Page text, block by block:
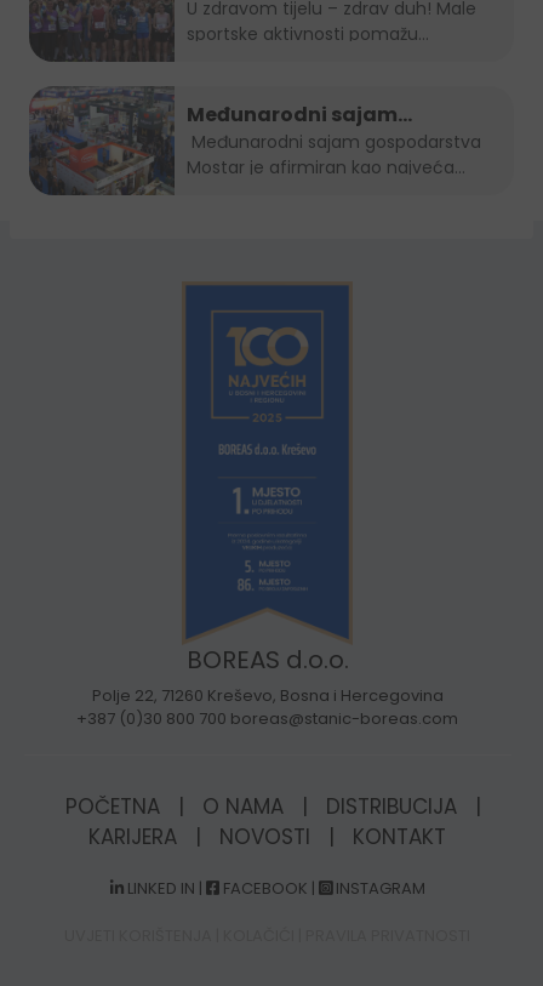
polumaraton, Sara 5K, Zenički
cener i Kiseljak open
U zdravom tijelu – zdrav duh! Male
sportske aktivnosti pomažu...
Međunarodni sajam
gospodarstva Mostar 2022.
Mostar je afirmiran kao najveća...
BOREAS d.o.o.
Polje 22, 71260 Kreševo, Bosna i Hercegovina
+387 (0)30 800 700 boreas@stanic-boreas.com
POČETNA | O NAMA | DISTRIBUCIJA
|
KARIJERA
| NOVOSTI | KONTAKT
LINKED IN | FACEBOOK | INSTAGRAM